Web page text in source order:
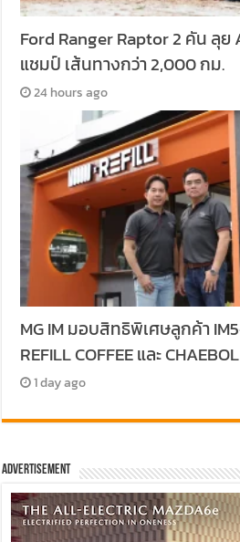
Ford Ranger Raptor 2 คัน ลุย
แชมป์ เส้นทางกว่า 2,000 กม.
24 hours ago
MG IM มอบสิทธิพิเศษลูกค้า
REFILL COFFEE และ
1 day ago
Advertisement